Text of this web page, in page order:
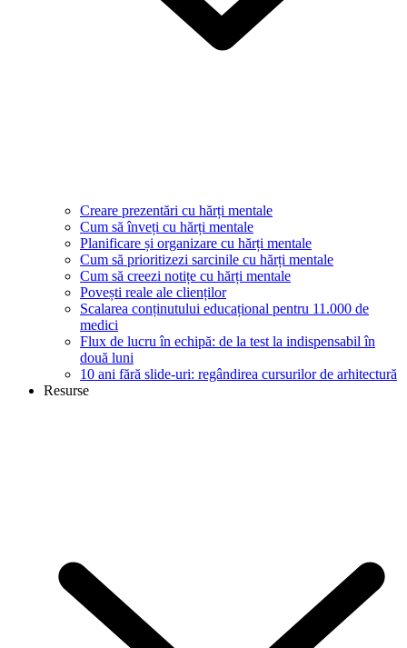
Creare prezentări cu hărți mentale
Cum să înveți cu hărți mentale
Planificare și organizare cu hărți mentale
Cum să prioritizezi sarcinile cu hărți mentale
Cum să creezi notițe cu hărți mentale
Povești reale ale clienților
Scalarea conținutului educațional pentru 11.000 de
medici
Flux de lucru în echipă: de la test la indispensabil în
două luni
10 ani fără slide-uri: regândirea cursurilor de arhitectură
Resurse